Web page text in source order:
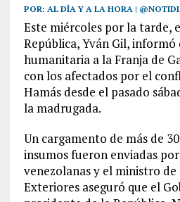
POR: AL DÍA Y A LA HORA |
Este miércoles por la tarde,
República, Yván Gil,
humanitaria a la Franja de
con los afectados por el
Hamás desde el pasado
la madrugada.
Un cargamento de más de
insumos fueron enviadas
venezolanas y el ministro de
Exteriores aseguró que el